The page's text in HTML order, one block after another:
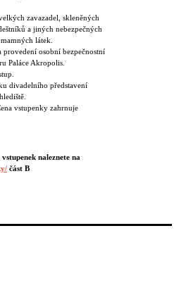
zavazadel, skleněných
a jiných nebezpečných
látek.
provedení osobní bezpečnostní
Paláce Akropolis.
divadelního představení
vstupenky zahrnuje
naleznete na
část B